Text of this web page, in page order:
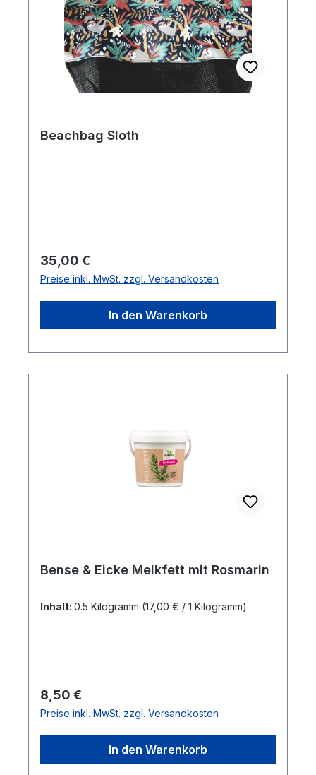
Beachbag Sloth
Regulärer Preis:
35,00 €
Preise inkl. MwSt. zzgl. Versandkosten
In den Warenkorb
Bense & Eicke Melkfett mit Rosmarin
Inhalt: 0.5 Kilogramm (17,00 € / 1 Kilogramm)
Regulärer Preis:
8,50 €
Preise inkl. MwSt. zzgl. Versandkosten
In den Warenkorb